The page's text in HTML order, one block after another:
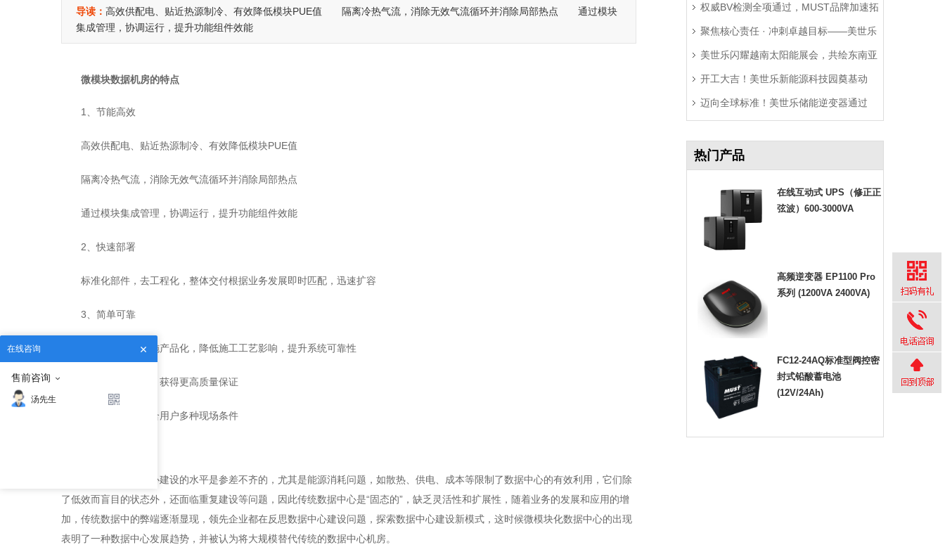
导读： 高效供配电、贴近热源制冷、有效降低模块PUE值 隔离冷热气流，消除无效气流循环并消除局部热点 通过模块
集成管理，协调运行，提升功能组件效能
微模块数据机房的特点
1、节能高效
高效供配电、贴近热源制冷、有效降低模块PUE值
隔离冷热气流，消除无效气流循环并消除局部热点
通过模块集成管理，协调运行，提升功能组件效能
2、快速部署
标准化部件，去工程化，整体交付根据业务发展即时匹配，迅速扩容
3、简单可靠
数据中心基础设施产品化，降低施工工艺影响，提升系统可靠性
产品级出厂检验，获得更高质量保证
适应能力强，适合用户多种现场条件
如今很多数据中心建设的水平是参差不齐的，尤其是能源消耗问题，如散热、供电、成本等限制了数据中心的有效利用，它们除
了低效而盲目的状态外，还面临重复建设等问题，因此传统数据中心是“固态的”，缺乏灵活性和扩展性，随着业务的发展和应用的增
加，传统数据中的弊端逐渐显现，领先企业都在反思数据中心建设问题，探索数据中心建设新模式，这时候微模块化数据中心的出现
表明了一种数据中心发展趋势，并被认为将大规模替代传统的数据中心机房。
年中营销工作会议
权威BV检测全项通过，MUST品牌加速拓
局拉美市场
聚焦核心责任 · 冲刺卓越目标——美世乐
2025年中会议圆满举行
美世乐闪耀越南太阳能展会，共绘东南亚
绿色能源新图景
开工大吉！美世乐新能源科技园奠基动
工，迈向全球绿色智造新征程
迈向全球标准！美世乐储能逆变器通过
热门产品
在线互动式 UPS（修正正
弦波）600-3000VA
高频逆变器 EP1100 Pro
系列 (1200VA 2400VA)
FC12-24AQ标准型阀控密
封式铅酸蓄电池
(12V/24Ah)
在线咨询
售前咨询
汤先生